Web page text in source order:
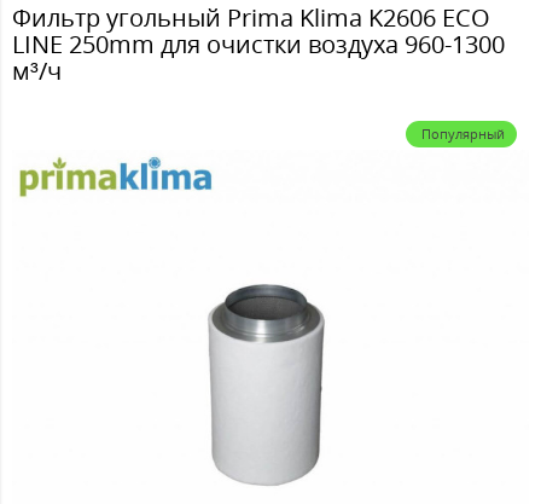
Фильтр угольный Prima Klima K2606 ECO
LINE 250mm для очистки воздуха 960-1300
м³/ч
Популярный